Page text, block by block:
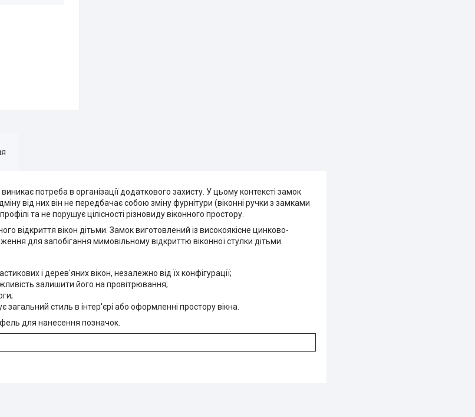
потреба в організації додаткового захисту. У цьому контексті замок
від них він не передбачає собою зміну фурнітури (віконні ручки з замками
та не порушує цілісності різновиду віконного простору.
відкриття вікон дітьми. Замок виготовлений із високоякісне цинково-
для запобігання мимовільному відкриттю віконної стулки дітьми.
і дерев'яних вікон, незалежно від їх конфігурації;
залишити його на провітрювання;
стиль в інтер'єрі або оформленні простору вікна.
для нанесення позначок.